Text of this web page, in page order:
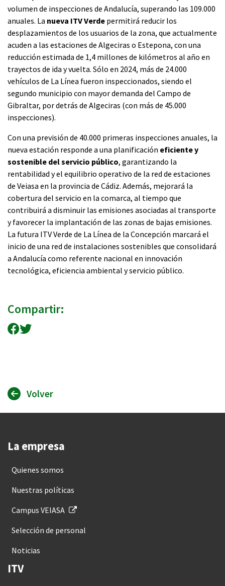
volumen de inspecciones de Andalucía, superando las 109.000
anuales. La nueva ITV Verde permitirá reducir los
desplazamientos de los usuarios de la zona, que actualmente
acuden a las estaciones de Algeciras o Estepona, con una
reducción estimada de 1,4 millones de kilómetros al año en
trayectos de ida y vuelta. Sólo en 2024, más de 24.000
vehículos de La Línea fueron inspeccionados, siendo el
segundo municipio con mayor demanda del Campo de
Gibraltar, por detrás de Algeciras (con más de 45.000
inspecciones).
Con una previsión de 40.000 primeras inspecciones anuales, la
nueva estación responde a una planificación eficiente y
sostenible del servicio público, garantizando la
rentabilidad y el equilibrio operativo de la red de estaciones
de Veiasa en la provincia de Cádiz. Además, mejorará la
cobertura del servicio en la comarca, al tiempo que
contribuirá a disminuir las emisiones asociadas al transporte
y favorecer la implantación de las zonas de bajas emisiones.
La futura ITV Verde de La Línea de la Concepción marcará el
inicio de una red de instalaciones sostenibles que consolidará
a Andalucía como referente nacional en innovación
tecnológica, eficiencia ambiental y servicio público.
Compartir:
Compartir en Facebook
Compartir en Twitter
Volver
La empresa
Quienes somos
Nuestras políticas
Campus VEIASA
Selección de personal
Noticias
ITV